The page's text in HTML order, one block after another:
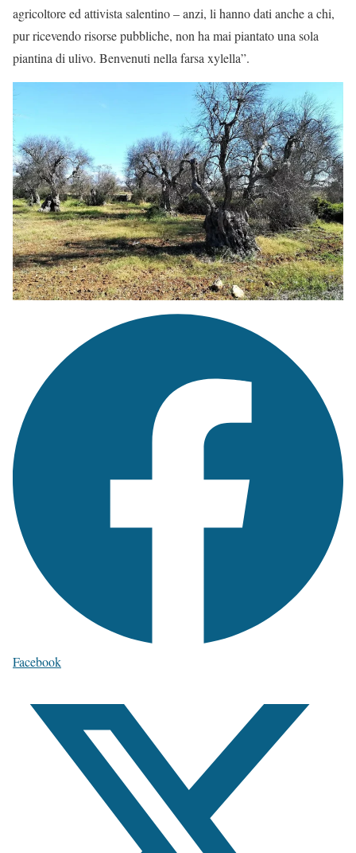
agricoltore ed attivista salentino – anzi, li hanno dati anche a chi,
pur ricevendo risorse pubbliche, non ha mai piantato una sola
piantina di ulivo. Benvenuti nella farsa xylella”.
Facebook